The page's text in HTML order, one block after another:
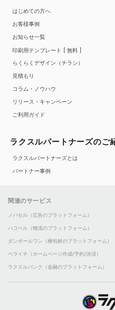
はじめての方へ
お客様事例
お知らせ一覧
印刷用テンプレート
無料
らくらくデザイン（チラシ）
見積もり
コラム・ノウハウ
リリース・キャンペーン
ご利用ガイド
ラクスルパートナーズのご
ラクスルパートナーズとは
パートナー事例
関連のサービス
ノバセル（広告のプラットフォーム）
ハコベル（物流のプラットフォーム）
ダンボールワン（梱包材のプラットフォーム）
ペライチ（ホームページ作成/予約/決済）
ラクスルバンク（金融のプラットフォーム）